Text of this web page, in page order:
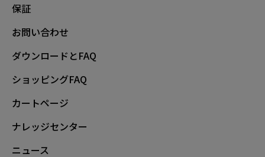
保証
お問い合わせ
ダウンロードとFAQ
ショッピングFAQ
カートページ
ナレッジセンター
ニュース